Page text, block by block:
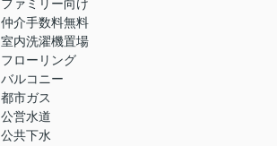
ファミリー向け
仲介手数料無料
室内洗濯機置場
フローリング
バルコニー
都市ガス
公営水道
公共下水